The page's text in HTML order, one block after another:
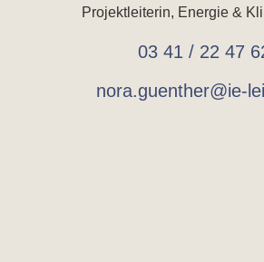
Projektleiterin, Energie &
03 41 / 22 47
nora.guenther@ie-